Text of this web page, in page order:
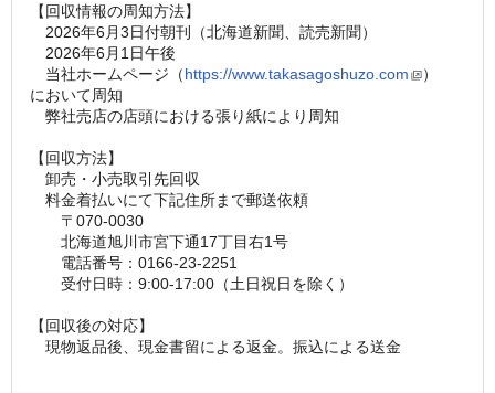
【回収情報の周知方法】
2026年6月3日付朝刊（北海道新聞、読売新聞）
2026年6月1日午後
当社ホームページ（https://www.takasagoshuzo.com
）
において周知
弊社売店の店頭における張り紙により周知
【回収方法】
卸売・小売取引先回収
料金着払いにて下記住所まで郵送依頼
〒070-0030
北海道旭川市宮下通17丁目右1号
電話番号：0166-23-2251
受付日時：9:00-17:00（土日祝日を除く）
【回収後の対応】
現物返品後、現金書留による返金。振込による送金